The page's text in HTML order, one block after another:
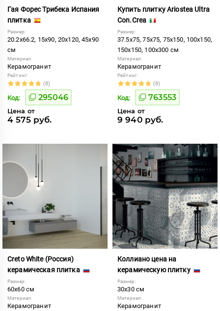
Гая Форес Трибека Испания
плитка
Размер:
20.2x66.2, 15x90, 20x120, 45x90
см
Материал:
Керамогранит
Рейтинг:
(8)
Код: 295046
Цена от
4 575 руб.
Купить плитку Ariostea Ultra
Con.Crea
Размер:
37.5x75, 75x75, 75x150, 100x150,
150x150, 100x300 см
Материал:
Керамогранит
Рейтинг:
(8)
Код: 763553
Цена от
9 940 руб.
Creto White (Россия)
керамическая плитка
Размер:
60x60 см
Материал:
Керамогранит
Коллиано цена на
керамическую плитку
Размер:
30x30 см
Материал:
Керамогранит